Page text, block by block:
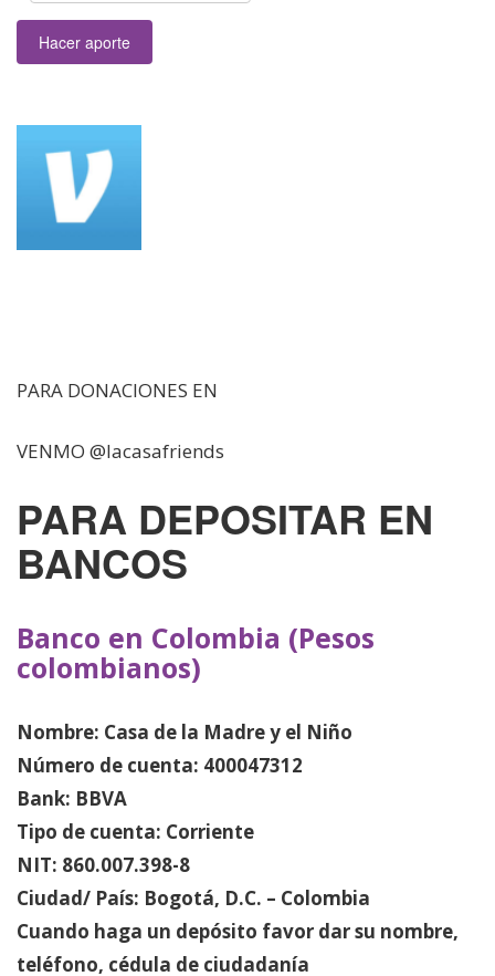
Hacer aporte
PARA DONACIONES EN
VENMO @lacasafriends
PARA DEPOSITAR EN
BANCOS
Banco en Colombia (Pesos
colombianos)
Nombre: Casa de la Madre y el Niño
Número de cuenta: 400047312
Bank: BBVA
Tipo de cuenta: Corriente
NIT: 860.007.398-8
Ciudad/ País: Bogotá, D.C. – Colombia
Cuando haga un depósito favor dar su nombre,
teléfono, cédula de ciudadanía